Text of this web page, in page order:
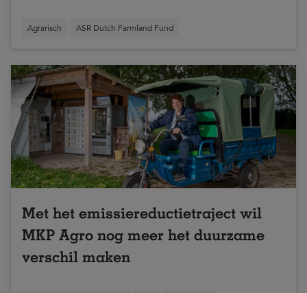
Agrarisch ASR Dutch Farmland Fund
Met het emissiereductietraject wil
MKP Agro nog meer het duurzame
verschil maken